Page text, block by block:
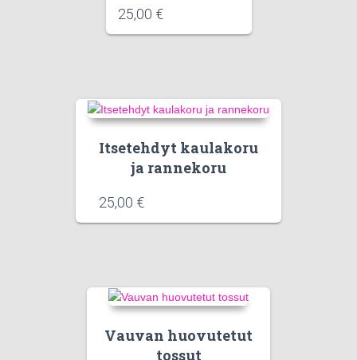
25,00 €
Itsetehdyt kaulakoru
ja rannekoru
25,00 €
Vauvan huovutetut
tossut